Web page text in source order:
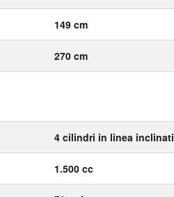
149 cm
270 cm
4 cilindri in linea inclinati
1.500 cc